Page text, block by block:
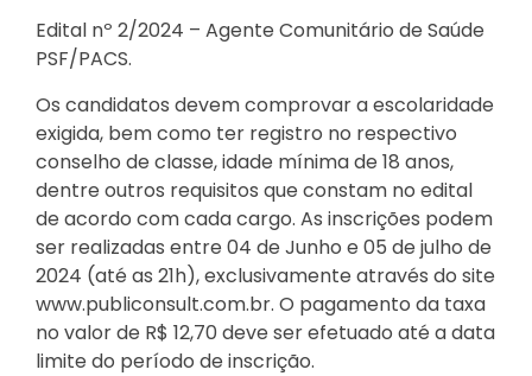
Edital nº 2/2024 – Agente Comunitário de Saúde
PSF/PACS.
Os candidatos devem comprovar a escolaridade
exigida, bem como ter registro no respectivo
conselho de classe, idade mínima de 18 anos,
dentre outros requisitos que constam no edital
de acordo com cada cargo. As inscrições podem
ser realizadas entre 04 de Junho e 05 de julho de
2024 (até as 21h), exclusivamente através do site
www.publiconsult.com.br. O pagamento da taxa
no valor de R$ 12,70 deve ser efetuado até a data
limite do período de inscrição.